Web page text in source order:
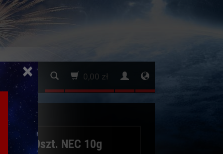
× 0,00 zł
10szt. NEC 10g